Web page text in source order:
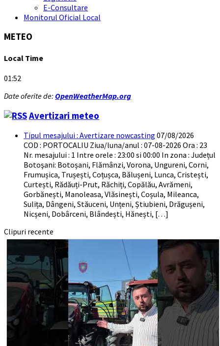
E-Consultare
Monitorul Oficial Local
METEO
Local Time
01:52
Date oferite de: OpenWeatherMap.org
Avertizari meteo
Tipul mesajului : Avertizare nowcasting 07/08/2026
COD : PORTOCALIU Ziua/luna/anul : 07-08-2026 Ora : 23
Nr. mesajului : 1 Intre orele : 23:00 si 00:00 In zona : Județul
Botoşani: Botoșani, Flămânzi, Vorona, Ungureni, Corni,
Frumușica, Trușești, Coțușca, Bălușeni, Lunca, Cristești,
Curtești, Rădăuți-Prut, Răchiți, Copălău, Avrămeni,
Gorbănești, Manoleasa, Vlăsinești, Coșula, Mileanca,
Sulița, Dângeni, Stăuceni, Unțeni, Știubieni, Drăgușeni,
Nicșeni, Dobârceni, Blândești, Hănești, […]
Clipuri recente